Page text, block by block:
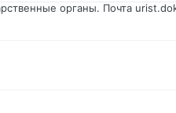
органы. Почта